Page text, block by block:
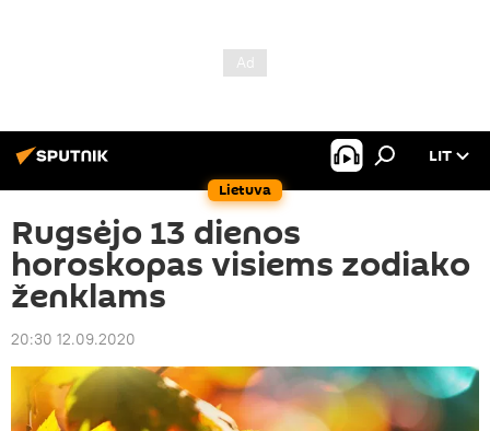
Lietuva
LIT
Rugsėjo 13 dienos
horoskopas visiems zodiako
ženklams
20:30 12.09.2020